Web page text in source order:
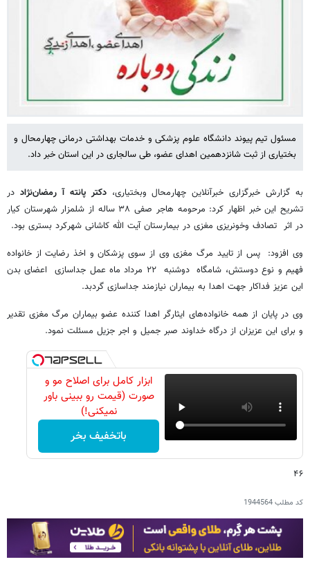
مسئول تیم پیوند دانشگاه علوم پزشکی و خدمات بهداشتی درمانی چهارمحال و
بختیاری از ثبت شانزدهمین اهدای عضو، طی سالجاری در این استان خبر داد.
به گزارش خبرگزاری خبرآنلاین چهارمحال وبختیاری،دکتر پانته آ رمضان‌نژاد در
تشریح این خبر اظهار کرد: مرحومه هاجر صفی ۳۸ ساله از شلمزار شهرستان کیار
در اثر تصادف وخونریزی مغزی در بیمارستان آیت الله کاشانی شهرکرد بستری بود.
وی افزود: پس از تایید مرگ مغزی وی از سوی پزشکان و اخذ رضایت از خانواده
فهیم و نوع دوستش، شامگاه دوشنبه ۲۲ مرداد ماه عمل جداسازی اعضای بدن
این عزیز فداکار جهت اهدا به بیماران نیازمند جداسازی گردبد.
وی در پایان از همه خانواده‌های ایثارگر اهدا کننده عضو بیماران مرگ مغزی تقدیر
و برای این عزیزان از درگاه خداوند صبر جمیل و اجر جزیل مسئلت نمود.
ابزار کامل برای اصلاح مو و
صورت (قیمت رو ببینی باور
نمیکنی!)
باتخفیف بخر
۴۶
کد مطلب1944564